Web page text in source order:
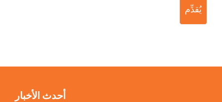
يُقدِّم
أحدث الأخبار